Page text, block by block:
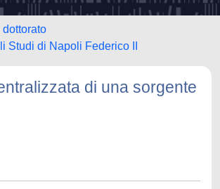
dottorato
Studi di Napoli Federico II
di una sorgente